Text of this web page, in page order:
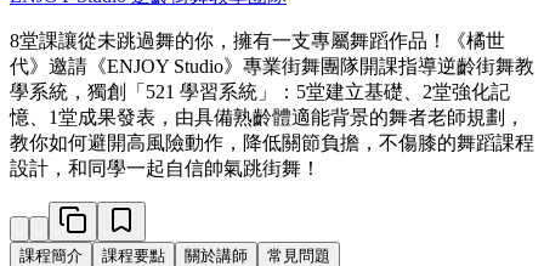
8堂課讓從未跳過舞的你，擁有一支專屬舞蹈作品！《橘世
代》邀請《ENJOY Studio》專業街舞團隊開課指導逆齡街舞教
學系統，獨創「521 學習系統」：5堂建立基礎、2堂強化記
憶、1堂成果發表，由具備熟齡體適能背景的舞者老師規劃，
教你如何避開高風險動作，降低關節負擔，不傷膝的舞蹈課程
設計，和同學一起自信帥氣跳街舞！
課程簡介 課程要點 關於講師 常見問題